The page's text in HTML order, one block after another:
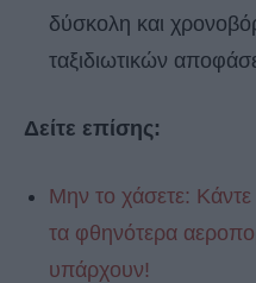
δύσκολη και
ταξιδιωτικών
Δείτε επίσης:
Μην το χάσετε: Κάντε
τα φθηνότερα
υπάρχουν!